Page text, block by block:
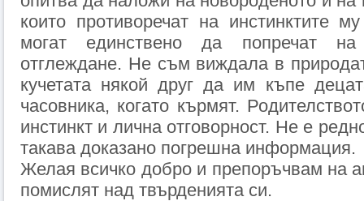
които противоречат на инстинктите
могат единствено да попречат
отглеждане. Не съм виждала в
кучетата някой друг да им къпе
часовника, когато кърмят.
инстинкт и лична отговорност. Не е
такава доказано погрешна информация.
Желая всичко добро и препоръчвам на
помислят над твърденията си.